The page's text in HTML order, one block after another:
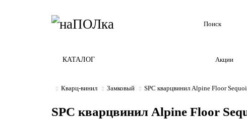
КАТАЛОГ Акции
Кварц-винил Замковый SPC кварцвинил Alpine Floor
SPC кварцвинил Alpine Floor